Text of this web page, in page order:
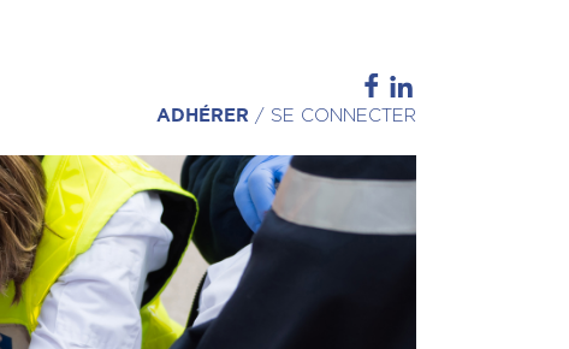
ADHÉRER / SE CONNECTER